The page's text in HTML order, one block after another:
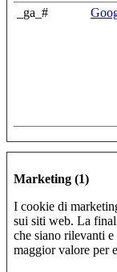
_ga_#
Marketing (1)
I cookie di
sui siti web. La
che siano rilevanti
maggior valore per